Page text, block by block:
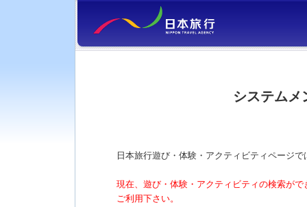
システムメ
日本旅行遊び・体験・アクティビティページ
現在、遊び・体験・アクティビティの検索が
ご利用下さい。